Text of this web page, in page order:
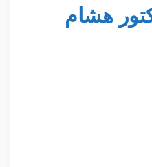
هشام